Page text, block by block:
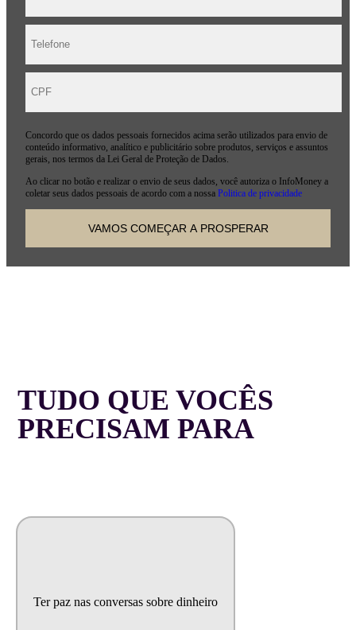
Concordo que os dados pessoais fornecidos acima serão utilizados para envio de
conteúdo informativo, analítico e publicitário sobre produtos, serviços e assuntos
gerais, nos termos da Lei Geral de Proteção de Dados.
Ao clicar no botão e realizar o envio de seus dados, você autoriza o InfoMoney a
coletar seus dados pessoais de acordo com a nossa Politica de privacidade
TUDO QUE VOCÊS
PRECISAM PARA
Ter paz nas conversas sobre dinheiro